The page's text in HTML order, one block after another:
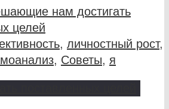
нам достигать
целей
, личностный рост,
, Советы, я